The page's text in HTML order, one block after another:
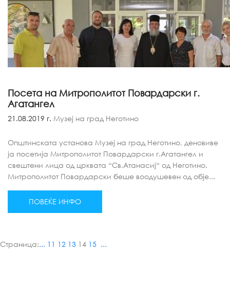
Посета на Митрополитот Повардарски г.
Агатангел
21.08.2019 г. Музеј на град Неготино
Општинската установа Музеј на град Неготино, деновиве
ја посетија Митрополитот Повардарски г.Агатангел и
свештени лица од црквата “Св.Атанасиј“ од Неготино.
Митрополитот Повардарски беше воодушевен од обје...
ПОВЕЌЕ ИНФО
Страница:... 11 12 13 14 15 ...